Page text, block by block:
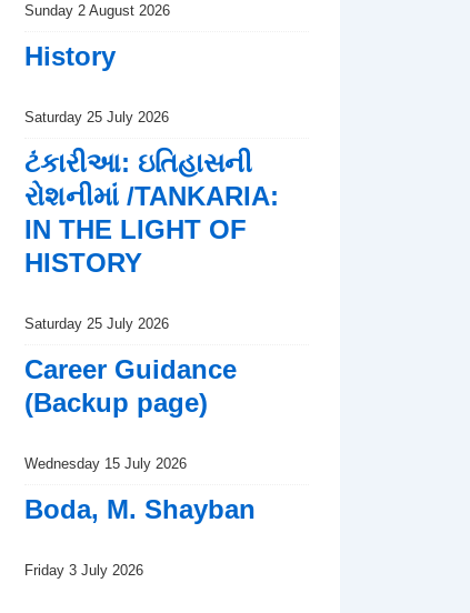
Sunday 2 August 2026
History
Saturday 25 July 2026
ટંકારીઆ: ઇતિહાસની
રોશનીમાં /TANKARIA:
IN THE LIGHT OF
HISTORY
Saturday 25 July 2026
Career Guidance
(Backup page)
Wednesday 15 July 2026
Boda, M. Shayban
Friday 3 July 2026